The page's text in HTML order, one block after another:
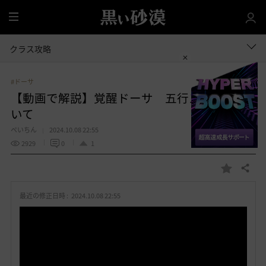
全
体
クラス攻略
#ドーサ
【動画で解説】覚醒ドーサ 五行スキルにつ
いて
ぺいちん
2024.10.08 22:55
2929
0 1
お 共有する
最近の修正日時 : 2024.10.08 22:55